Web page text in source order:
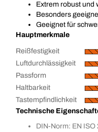
Extrem robust und
Besonders
Geeignet für
Hauptmerkmale
Reißfestigkeit
Luftdurchlässigkeit
Passform
Haltbarkeit
Tastempfindlichkeit
Technische
DIN-Norm: EN ISO